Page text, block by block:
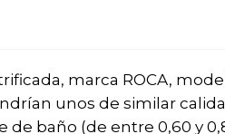
marca ROCA,
unos de similar
baño (de entre 0,60 y